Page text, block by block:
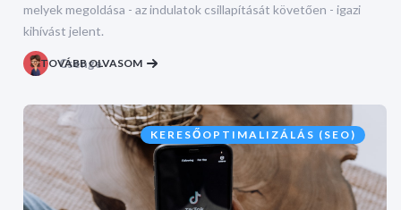
melyek megoldása - az indulatok csillapítását követően - igazi
kihívást jelent.
Csenge
TOVÁBB OLVASOM
KERESŐOPTIMALIZÁLÁS (SEO)